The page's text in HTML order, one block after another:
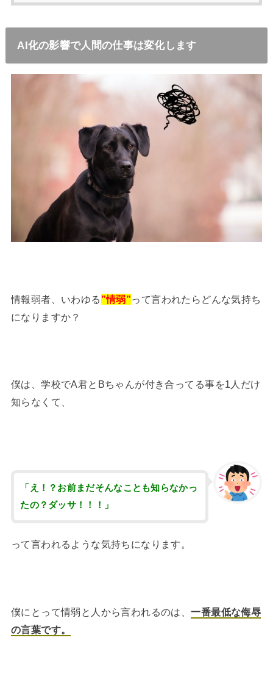
AI化の影響で人間の仕事は変化します
情報弱者、いわゆる ”情弱”って言われたらどんな気持ち
になりますか？
僕は、学校でA君とBちゃんが付き合ってる事を1人だけ
知らなくて、
「え！？お前まだそんなことも知らなかっ
たの？ダッサ！！！」
って言われるような気持ちになります。
僕にとって情弱と人から言われるのは、一番最低な侮辱
の言葉です。